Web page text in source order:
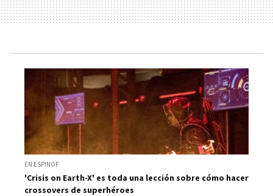
EN ESPINOF
'Crisis on Earth-X' es toda una lección sobre cómo hacer
crossovers de superhéroes